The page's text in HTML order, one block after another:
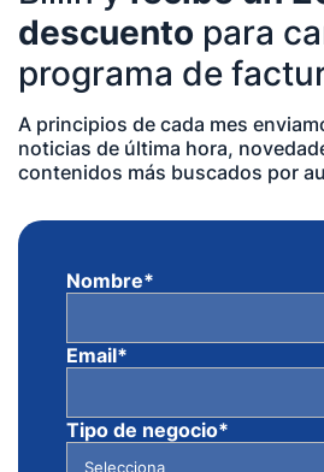
descuento para
programa de
A principios de cada mes
noticias de última hora,
contenidos más buscados por
Nombre*
Email*
Tipo de negocio*